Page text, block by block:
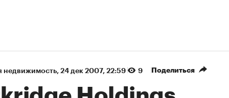
недвижимость⁠, 24 дек 2007, 22:59 9 Поделиться